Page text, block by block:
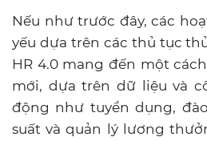
Nếu như trước đây, các
yếu dựa trên các thủ tục
HR 4.0 mang đến một
mới, dựa trên dữ liệu và
động như tuyển dụng,
suất và quản lý lương